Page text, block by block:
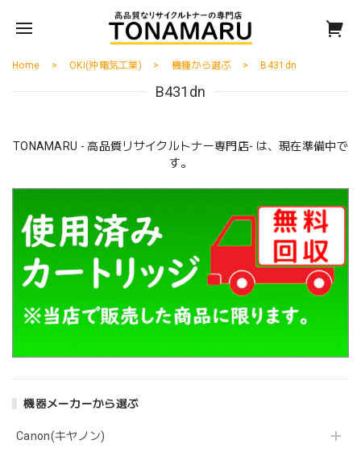
機器メーカーから選ぶ
Canon(キヤノン)
Home OKI(沖電気工業) 機種から選ぶ B431dn
B431dn
TONAMARU - 高品質リサイクルトナー専門店- は、現在準備中で
す。